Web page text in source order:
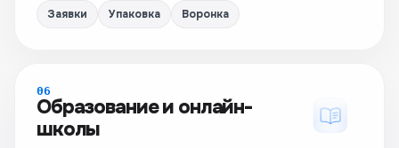
Заявки Упаковка Воронка
06
Образование и онлайн-
школы